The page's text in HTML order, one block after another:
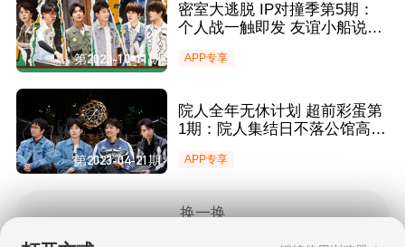
第2023-10-11期
密室大逃脱 IP对撞季第5期：
个人战一触即发 友谊小船说翻
APP专享
第2023-04-21期
院人全年无休计划 超前彩蛋第
1期：院人集结日不落公馆高能
APP专享
换一换